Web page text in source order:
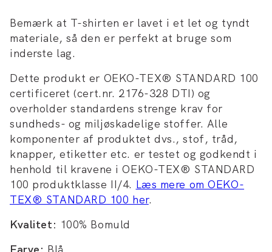
Bemærk at T-shirten er lavet i et let og tyndt
materiale, så den er perfekt at bruge som
inderste lag.
Dette produkt er OEKO-TEX® STANDARD 100
certificeret (cert.nr. 2176-328 DTI) og
overholder standardens strenge krav for
sundheds- og miljøskadelige stoffer. Alle
komponenter af produktet dvs., stof, tråd,
knapper, etiketter etc. er testet og godkendt i
henhold til kravene i OEKO-TEX® STANDARD
100 produktklasse II/4. Læs mere om OEKO-
TEX® STANDARD 100 her.
Kvalitet: 100% Bomuld
Farve: Blå